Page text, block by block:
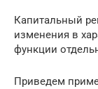
Капитальный
изменения в
функции
Приведем